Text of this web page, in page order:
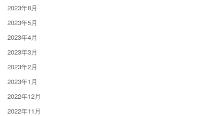
2023年8月
2023年5月
2023年4月
2023年3月
2023年2月
2023年1月
2022年12月
2022年11月